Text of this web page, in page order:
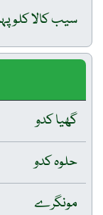
سیب کالا کلو
گھیا کدو
حلوہ کدو
مونگرے